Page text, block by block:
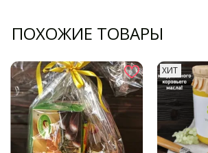
ПОХОЖИЕ ТОВАРЫ
ХИТ